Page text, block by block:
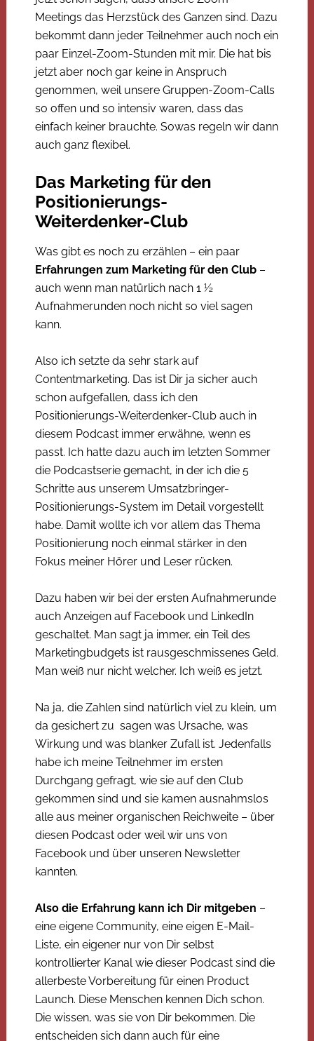
Meetings das Herzstück des Ganzen sind. Dazu
bekommt dann jeder Teilnehmer auch noch ein
paar Einzel-Zoom-Stunden mit mir. Die hat bis
jetzt aber noch gar keine in Anspruch
genommen, weil unsere Gruppen-Zoom-Calls
so offen und so intensiv waren, dass das
einfach keiner brauchte. Sowas regeln wir dann
auch ganz flexibel.
Das Marketing für den
Positionierungs-
Weiterdenker-Club
Was gibt es noch zu erzählen – ein paar
Erfahrungen zum Marketing für den Club–
auch wenn man natürlich nach 1 ½
Aufnahmerunden noch nicht so viel sagen
kann.
Also ich setzte da sehr stark auf
Contentmarketing. Das ist Dir ja sicher auch
schon aufgefallen, dass ich den
Positionierungs-Weiterdenker-Club auch in
diesem Podcast immer erwähne, wenn es
passt. Ich hatte dazu auch im letzten Sommer
die Podcastserie gemacht, in der ich die 5
Schritte aus unserem Umsatzbringer-
Positionierungs-System im Detail vorgestellt
habe. Damit wollte ich vor allem das Thema
Positionierung noch einmal stärker in den
Fokus meiner Hörer und Leser rücken.
Dazu haben wir bei der ersten Aufnahmerunde
auch Anzeigen auf Facebook und LinkedIn
geschaltet. Man sagt ja immer, ein Teil des
Marketingbudgets ist rausgeschmissenes Geld.
Man weiß nur nicht welcher. Ich weiß es jetzt.
Na ja, die Zahlen sind natürlich viel zu klein, um
da gesichert zu sagen was Ursache, was
Wirkung und was blanker Zufall ist. Jedenfalls
habe ich meine Teilnehmer im ersten
Durchgang gefragt, wie sie auf den Club
gekommen sind und sie kamen ausnahmslos
alle aus meiner organischen Reichweite – über
diesen Podcast oder weil wir uns von
Facebook und über unseren Newsletter
kannten.
Also die Erfahrung kann ich Dir mitgeben –
eine eigene Community, eine eigen E-Mail-
Liste, ein eigener nur von Dir selbst
kontrollierter Kanal wie dieser Podcast sind die
allerbeste Vorbereitung für einen Product
Launch. Diese Menschen kennen Dich schon.
Die wissen, was sie von Dir bekommen. Die
entscheiden sich dann auch für eine